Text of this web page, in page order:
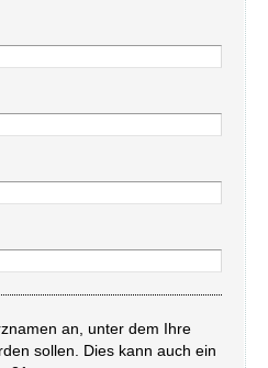
an, unter dem Ihre
sollen. Dies kann auch ein